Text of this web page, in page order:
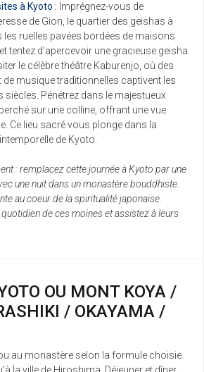
à Kyoto : Imprégnez-vous de
de Gion, le quartier des geishas à
ruelles pavées bordées de maisons
tentez d’apercevoir une gracieuse geisha.
le célèbre théâtre Kaburenjo, où des
de musique traditionnelles captivent les
siècles. Pénétrez dans le majestueux
sur une colline, offrant une vue
Ce lieu sacré vous plonge dans la
de Kyoto.
: remplacez cette journée à Kyoto par une
une nuit dans un monastère bouddhiste.
au coeur de la spiritualité japonaise.
de ces moines et assistez à leurs
OU MONT KOYA /
/ OKAYAMA /
au monastère selon la formule choisie.